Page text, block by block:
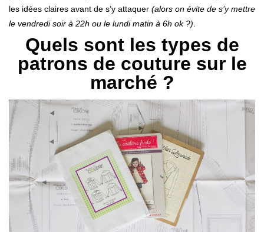
les idées claires avant de s’y attaquer (alors on évite de s’y mettre
le vendredi soir à 22h ou le lundi matin à 6h ok ?).
Quels sont les types de
patrons de couture sur le
marché ?